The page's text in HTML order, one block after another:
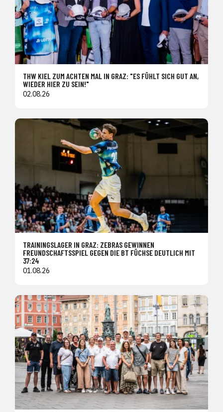
THW KIEL ZUM ACHTEN MAL IN GRAZ: "ES FÜHLT SICH GUT AN,
WIEDER HIER ZU SEIN!"
02.08.26
TRAININGSLAGER IN GRAZ: ZEBRAS GEWINNEN
FREUNDSCHAFTSSPIEL GEGEN DIE BT FÜCHSE DEUTLICH MIT
37:24
01.08.26